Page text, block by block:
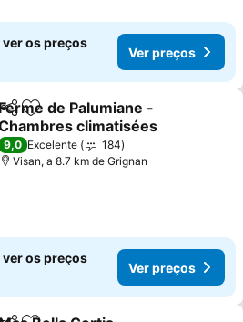
ver os preços
Ver preços
PartilharAdicionar aos favoritos
Ferme de Palumiane -
climatisées
preços
9,0 Excelente
184
Visan, a 8.7 km de Grignan
ver os preços
Ver preços